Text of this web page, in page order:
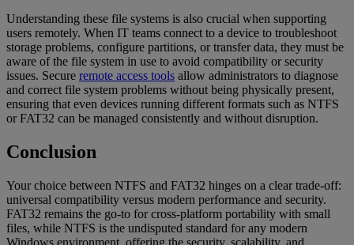
Understanding these file systems is also crucial when supporting
users remotely. When IT teams connect to a device to troubleshoot
storage problems, configure partitions, or transfer data, they must be
aware of the file system in use to avoid compatibility or security
issues. Secure remote access tools allow administrators to diagnose
and correct file system problems without being physically present,
ensuring that even devices running different formats such as NTFS
or FAT32 can be managed consistently and without disruption.
Conclusion
Your choice between NTFS and FAT32 hinges on a clear trade-off:
universal compatibility versus modern performance and security.
FAT32 remains the go-to for cross-platform portability with small
files, while NTFS is the undisputed standard for any modern
Windows environment, offering the security, scalability, and